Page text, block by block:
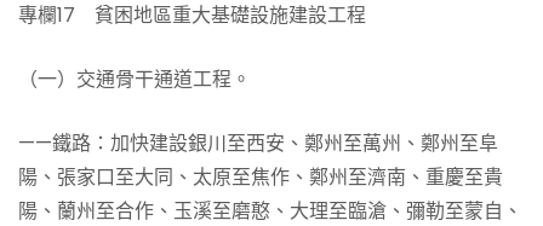
專欄17 貧困地區重大基礎設施建設工程
（一）交通骨干通道工程。
——鐵路：加快建設銀川至西安、鄭州至萬州、鄭州至阜
陽、張家口至大同、太原至焦作、鄭州至濟南、重慶至貴
陽、蘭州至合作、玉溪至磨憨、大理至臨滄、彌勒至蒙自、